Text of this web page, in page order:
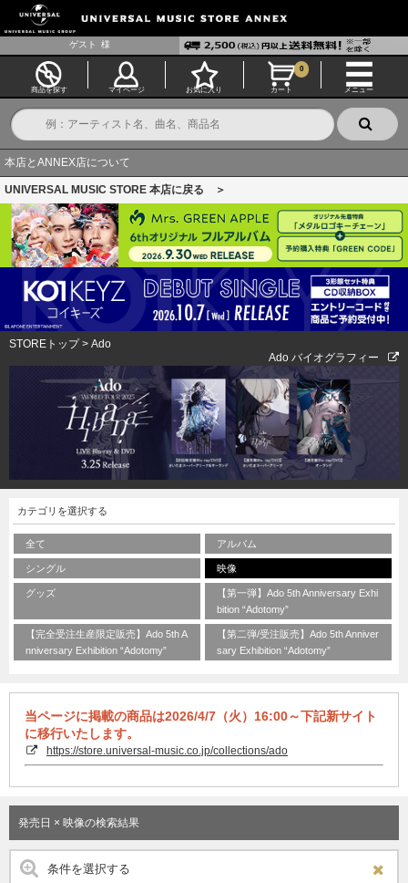
ゲスト 様
商品を探す マイページ お気に入り カート
0
メニュー
本店とANNEX店について
UNIVERSAL MUSIC STORE 本店に戻る ＞
STOREトップ> Ado
Ado バイオグラフィー
カテゴリを選択する
全て アルバム
シングル 映像
グッズ
【第一弾】Ado 5th Anniversary Exhi
bition “Adotomy”
【完全受注生産限定販売】Ado 5th A
nniversary Exhibition “Adotomy”
【第二弾/受注販売】Ado 5th Anniver
sary Exhibition “Adotomy”
当ページに掲載の商品は2026/4/7（火）16:00～下記新サイト
に移行いたします。
https://store.universal-music.co.jp/collections/ado
発売日 × 映像の検索結果
条件を選択する